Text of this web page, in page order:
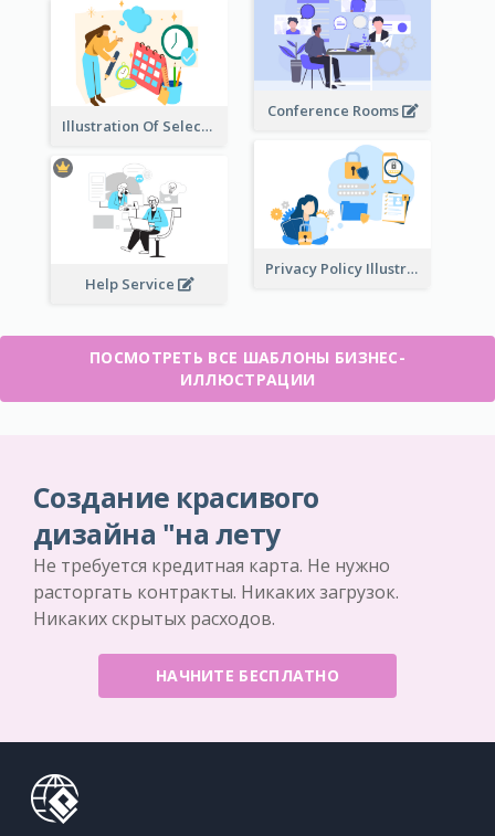
Conference Rooms
Illustration Of Select Date & Time
Privacy Policy Illustration
Help Service
ПОСМОТРЕТЬ ВСЕ ШАБЛОНЫ БИЗНЕС-
ИЛЛЮСТРАЦИИ
Создание красивого
дизайна "на лету
Не требуется кредитная карта. Не нужно
расторгать контракты. Никаких загрузок.
Никаких скрытых расходов.
НАЧНИТЕ БЕСПЛАТНО